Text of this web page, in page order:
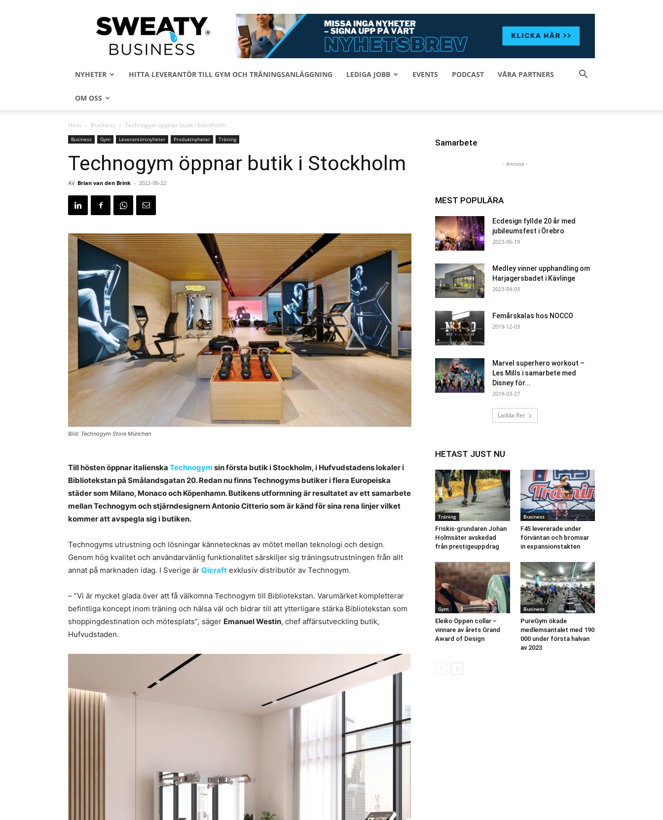
Sweaty
Business
NYHETER HITTA LEVERANTÖR TILL GYM OCH TRÄNINGSANLÄGGNING LEDIGA JOBB EVENTS PODCAST VÅRA PARTNERS
OM OSS
Hem Business Technogym öppnar butik i Stockholm
Business Gym Leverantörsnyheter Produktnyheter Träning
Technogym öppnar butik i Stockholm
AV Brian van den Brink - 2022-06-22
Bild: Technogym Store München
Till hösten öppnar italienska Technogym sin första butik i Stockholm, i Hufvudstadens lokaler i
Bibliotekstan på Smålandsgatan 20. Redan nu finns Technogyms butiker i flera Europeiska
städer som Milano, Monaco och Köpenhamn. Butikens utformning är resultatet av ett samarbete
mellan Technogym och stjärndesignern Antonio Citterio som är känd för sina rena linjer vilket
kommer att avspegla sig i butiken.
Technogyms utrustning och lösningar kännetecknas av mötet mellan teknologi och design.
Genom hög kvalitet och användarvänlig funktionalitet särskiljer sig träningsutrustningen från allt
annat på marknaden idag. I Sverige är Qicraft exklusiv distributör av Technogym.
– ”Vi är mycket glada över att få välkomna Technogym till Bibliotekstan. Varumärket kompletterar
befintliga koncept inom träning och hälsa väl och bidrar till att ytterligare stärka Bibliotekstan som
shoppingdestination och mötesplats”, säger Emanuel Westin, chef affärsutveckling butik,
Hufvudstaden.
Samarbete
- Annons -
MEST POPULÄRA
Ecdesign fyllde 20 år med
jubileumsfest i Örebro
2023-06-19
Medley vinner upphandling om
Harjagersbadet i Kävlinge
2023-04-03
Femårskalas hos NOCCO
2019-12-03
Marvel superhero workout –
Les Mills i samarbete med
Disney för...
2019-03-27
Ladda fler
HETAST JUST NU
Träning
Friskis-grundaren Johan
Holmsäter avskedad
från prestigeuppdrag
Business
F45 levererade under
förväntan och bromsar
in expansionstakten
Gym
Eleiko Öppen collar –
vinnare av årets Grand
Award of Design
Business
PureGym ökade
medlemsantalet med 190
000 under första halvan
av 2023